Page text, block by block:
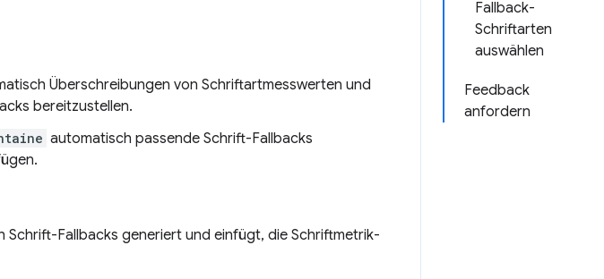
Fallback-
Schriftarten
auswählen
Feedback
anfordern
Überschreibungen von Schriftartmesswerten und
bereitzustellen.
automatisch passende Schrift-Fallbacks
Schrift-Fallbacks generiert und einfügt, die Schriftmetrik-